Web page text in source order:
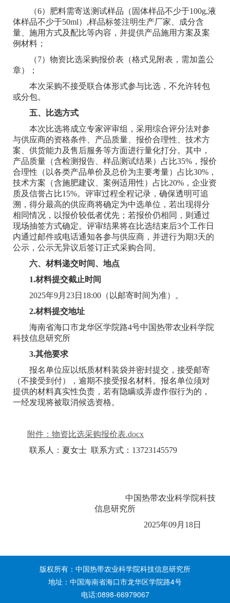
（6）肥料需寄送测试样品（固体样品不少于100g,液
体样品不少于50ml）,样品标签注明生产厂家、成分含
量、施用方式及配比等内容，并提供产品施用方案及案
例材料；
（7）物资比选采购报价表（格式见附表，需加盖公
章）；
本次采购不接受联合体形式参与比选，不允许转包
或分包。
五、比选方式
本次比选将成立专家评审组，采用综合评分法对参
与供应商的资格条件、产品质量、报价合理性、技术方
案、供货能力及售后服务等方面进行量化打分。其中，
产品质量（含检测报告、样品测试结果）占比35%，报价
合理性（以各类产品单价及总价为主要考量）占比30%，
技术方案（含施肥建议、案例适用性）占比20%，企业资
质及信誉占比15%。评审过程全程记录，确保透明可追
溯，得分最高的供应商将确定为中选单位，若出现得分
相同情况，以报价较低者优先；若报价仍相同，则通过
现场抽签方式确定。评审结果将在比选结束后3个工作日
内通过邮件或电话通知各参与供应商，并进行为期3天的
公示，公示无异议后签订正式采购合同。
六、材料递交时间、地点
1.材料提交截止时间
2025年9月23日18:00（以邮寄时间为准）。
2.材料提交地址
海南省海口市龙华区学院路4号中国热带农业科学院
科技信息研究所
3.其他要求
报名单位应以纸质材料装袋并密封提交，接受邮寄
（不接受到付），逾期不接受报名材料。报名单位须对
提供的材料真实性负责，若有隐瞒或弄虚作假行为的，
一经发现将被取消候选资格。
附件：物资比选采购报价表.docx
联系人：夏女士 联系方式：13723145579
中国热带农业科学院科技
信息研究所
2025年09月18日
版权所有：中国热带农业科学院科技信息研究所
地址：中国海南省海口市龙华区学院路4号
电话:0898-66979067